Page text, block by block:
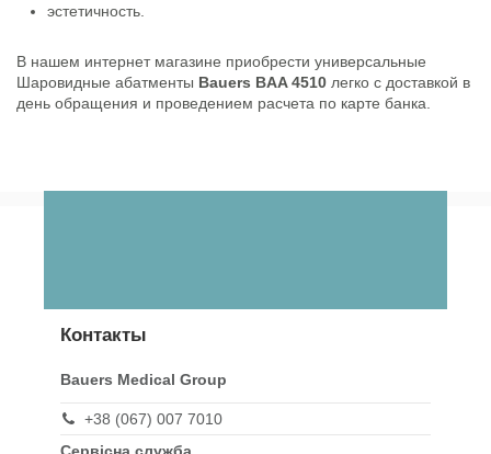
эстетичность.
В нашем интернет магазине приобрести универсальные
Шаровидные абатменты Bauers BAA 4510 легко с доставкой в
день обращения и проведением расчета по карте банка.
Контакты
Bauers Medical Group
+38 (067) 007 7010
Сервісна служба